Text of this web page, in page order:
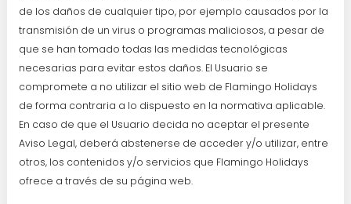
de los daños de cualquier tipo, por ejemplo causados por la
transmisión de un virus o programas maliciosos, a pesar de
que se han tomado todas las medidas tecnológicas
necesarias para evitar estos daños. El Usuario se
compromete a no utilizar el sitio web de Flamingo Holidays
de forma contraria a lo dispuesto en la normativa aplicable.
En caso de que el Usuario decida no aceptar el presente
Aviso Legal, deberá abstenerse de acceder y/o utilizar, entre
otros, los contenidos y/o servicios que Flamingo Holidays
ofrece a través de su página web.